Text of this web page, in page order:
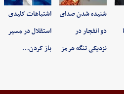
شنیده شدن صدای
دو انفجار در
نزدیکی تنگه هرمز
اشتباهات کلیدی
استقلال در مسیر
باز کردن…